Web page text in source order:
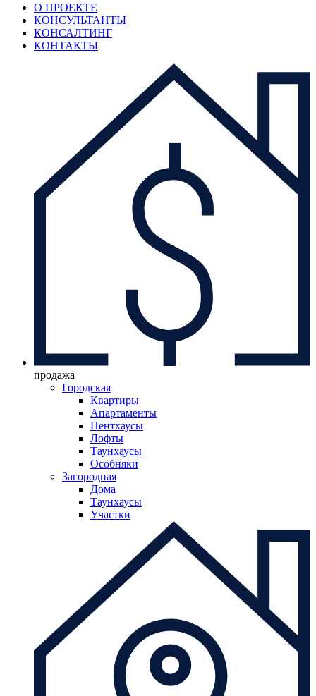
О ПРОЕКТЕ
КОНСУЛЬТАНТЫ
КОНСАЛТИНГ
КОНТАКТЫ
продажа
Городская
Квартиры
Апартаменты
Пентхаусы
Лофты
Таунхаусы
Особняки
Загородная
Дома
Таунхаусы
Участки